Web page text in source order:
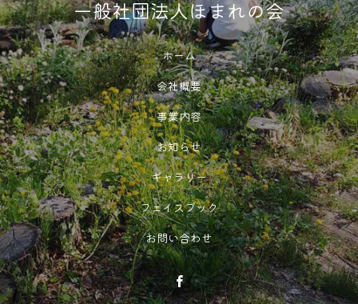
一般社団法人ほまれの会
ホーム
会社概要
事業内容
お知らせ
ギャラリー
フェイスブック
お問い合わせ